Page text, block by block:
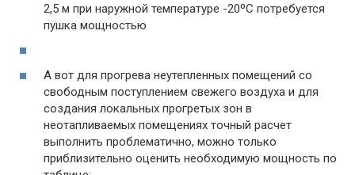
2,5 м при наружной температуре -20ºС потребуется
пушка мощностью
А вот для прогрева неутепленных помещений со
свободным поступлением свежего воздуха и для
создания локальных прогретых зон в
неотапливаемых помещениях точный расчет
выполнить проблематично, можно только
приблизительно оценить необходимую мощность по